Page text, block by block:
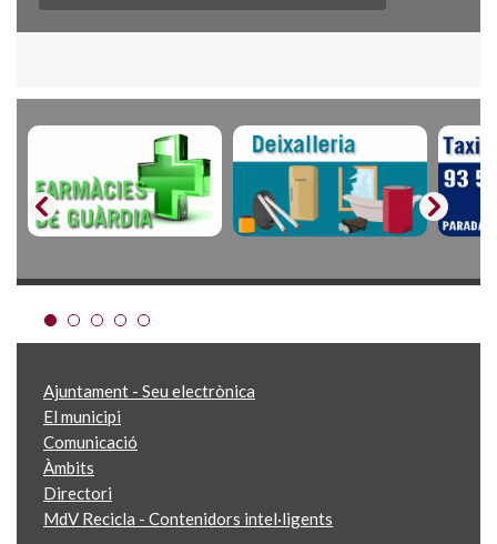
Ajuntament - Seu electrònica
El municipi
Comunicació
Àmbits
Directori
MdV Recicla - Contenidors intel·ligents